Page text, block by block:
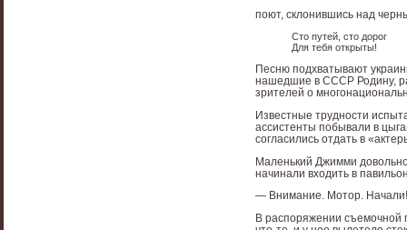
поют, склонившись над
Сто путей, сто дорог
Для тебя открыты!
Песню подхватывают
нашедшие в СССР Родину,
зрителей о
Известные трудности
ассистенты побывали в
согласились отдать в
Маленький Джимми
начинали входить в
— Внимание. Мотор. Начали!
В распоряжении